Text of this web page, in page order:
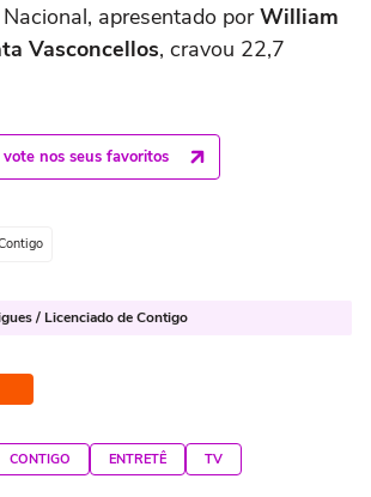
apresentado porWilliam
Vasconcellos, cravou 22,7
nos seus favoritos
/ Licenciado de Contigo
CONTIGO ENTRETÊ TV